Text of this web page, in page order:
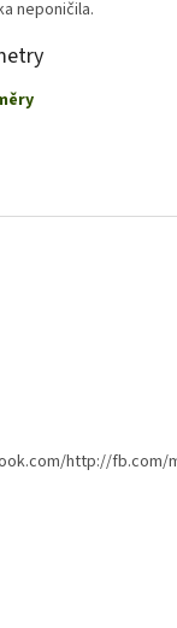
neponičila.
http://fb.com/